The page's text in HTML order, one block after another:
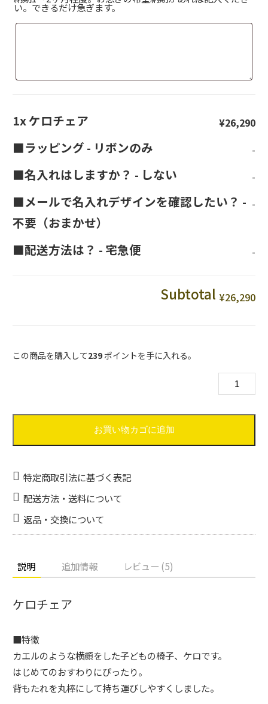
い。できるだけ急ぎます。
1xケロチェア ¥26,290
■ラッピング - リボンのみ -
■名入れはしますか？ - しない -
■メールで名入れデザインを確認したい？ -
不要（おまかせ）
-
■配送方法は？ - 宅急便 -
Subtotal ¥26,290
この商品を購入して239ポイントを手に入れる。
ェ
お買い物カゴに追加
特定商取引法に基づく表記
配送方法・送料について
返品・交換について
説明 追加情報 レビュー (5)
ケロチェア
■特徴
カエルのような横顔をした子どもの椅子、ケロです。
はじめてのおすわりにぴったり。
背もたれを丸棒にして持ち運びしやすくしました。